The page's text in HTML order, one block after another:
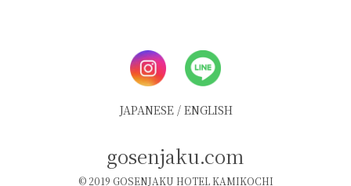
JAPANESE/ ENGLISH
gosenjaku.com
© 2019 GOSENJAKU HOTEL KAMIKOCHI